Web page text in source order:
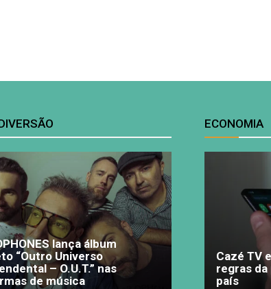
lança álbum
“Outro Universo
– O.U.T.” nas
de música
ECONOMIA
Cazé TV
regras
país